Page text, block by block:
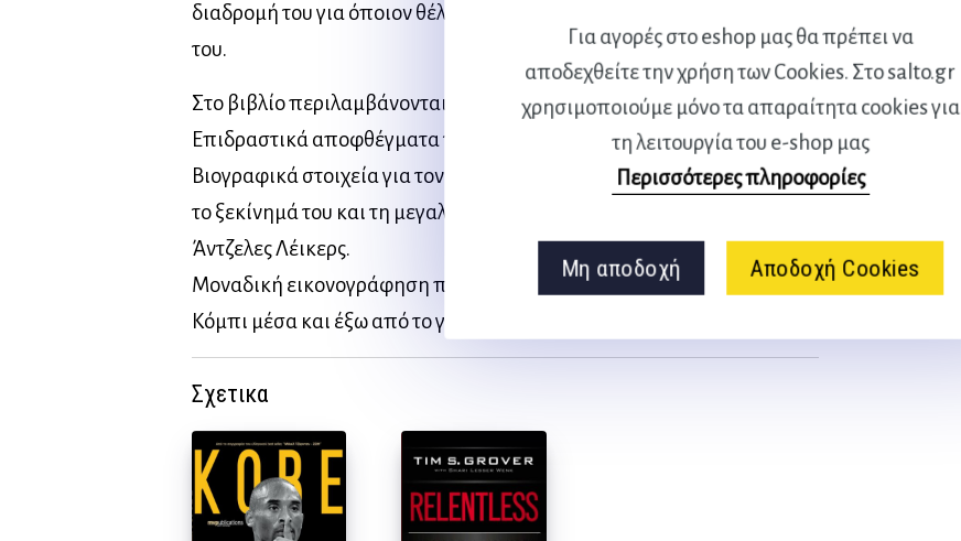
Για αγορές στο eshop μας θα πρέπει να
αποδεχθείτε την χρήση των Cookies. Στο salto.gr
χρησιμοποιούμε μόνο τα απαραίτητα cookies για
τη λειτουργία του e-shop μας
Περισσότερες πληροφορίες
Μη αποδοχή Αποδοχή Cookies
διαδρομή του για όποιον θέλει να κυνηγήσει το άπιαστο όνειρό
του.
Στο βιβλίο περιλαμβάνονται
Επιδραστικά αποφθέγματα του ίδιου του Μαύρου Μάμπα.
Βιογραφικά στοιχεία για τον Κόμπι: από τα παιδικά του χρόνια,
το ξεκίνημά του και τη μεγαλειώδη καριέρα του στους Λος
Άντζελες Λέικερς.
Μοναδική εικονογράφηση που αποτυπώνει το πνεύμα του
Κόμπι μέσα και έξω από το γήπεδο.
Σχετικα